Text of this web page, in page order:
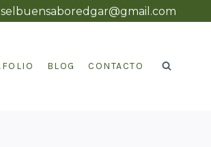
BLOG CONTACTO